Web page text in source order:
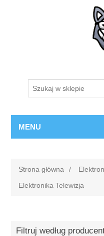
MENU
Strona główna /
Elektronika Telewizja
Filtruj według